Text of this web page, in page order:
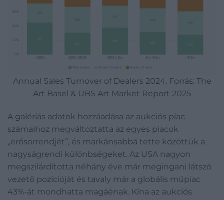
Annual Sales Turnover of Dealers 2024. Forrás: The
Art Basel & UBS Art Market Report 2025
A galériás adatok hozzáadása az aukciós piac
számaihoz megváltoztatta az egyes piacok
„erősorrendjét”, és markánsabbá tette közöttük a
nagyságrendi különbségeket. Az USA nagyon
megszilárdította néhány éve már megingani látszó
vezető pozícióját és tavaly már a globális műpiac
43%-át mondhatta magáénak. Kína az aukciós